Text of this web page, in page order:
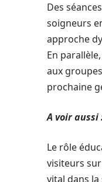
Des
soigneurs
approche
En
aux
prochaine
A voir aussi
Le rôle
visiteurs
vital dans